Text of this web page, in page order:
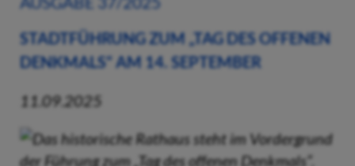
STADTFÜHRUNG ZUM „TAG DES OFFENEN
DENKMALS“ AM 14. SEPTEMBER
11.09.2025